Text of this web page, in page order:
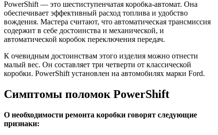
PowerShift — это шестиступенчатая коробка-автомат. Она
обеспечивает эффективный расход топлива и удобство
вождения. Мастера считают, что автоматическая трансмиссия
содержит в себе достоинства и механической, и
автоматической коробок переключения передач.
К очевидным достоинствам этого изделия можно отнести
малый вес. Он составляет три четверти от классической
коробки. PowerShift установлен на автомобилях марки Ford.
Симптомы поломок PowerShift
О необходимости ремонта коробки говорят следующие
признаки: